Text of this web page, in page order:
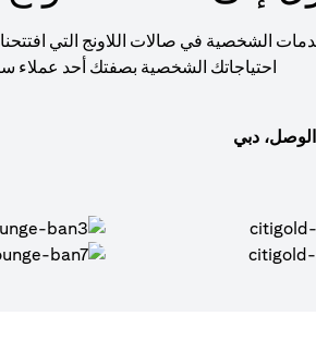
الشخصية في صالات اللاونج التي
احتياجاتك الشخصية بصفتك أحد عملاء
الوصل، دبي